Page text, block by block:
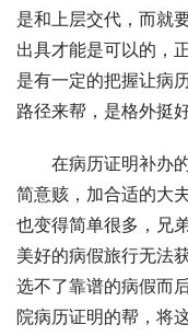
是和上层交代，而就
出具才能是可以的，
是有一定的把握让病
路径来帮，是格外挺
在病历证明补办
简意赅，加合适的大
也变得简单很多，兄
美好的病假旅行无法
选不了靠谱的病假而
院病历证明的帮，将